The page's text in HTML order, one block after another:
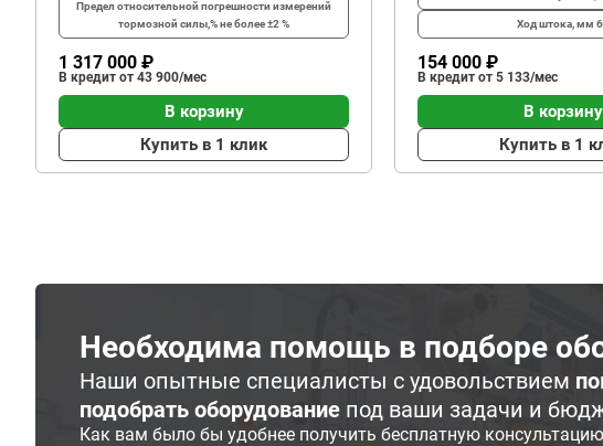
Предел относительной погрешности измерений
тормозной силы,%не более ±2 %
1 317 000 ₽
В кредит от 43 900/мес
В корзину
Купить в 1 клик
Ход штока, мм
154 000 ₽
В кредит от 5 133/мес
В корзину
Купить в 1
Необходима помощь в подборе
Наши опытные специалисты с удовольствием
подобрать оборудование под ваши задачи и
Как вам было бы удобнее получить бесплатную